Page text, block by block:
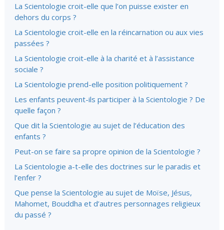
La Scientologie croit-elle que l’on puisse exister en
dehors du corps ?
La Scientologie croit-elle en la réincarnation ou aux vies
passées ?
La Scientologie croit-elle à la charité et à l’assistance
sociale ?
La Scientologie prend-elle position politiquement ?
Les enfants peuvent-ils participer à la Scientologie ? De
quelle façon ?
Que dit la Scientologie au sujet de l’éducation des
enfants ?
Peut-on se faire sa propre opinion de la Scientologie ?
La Scientologie a-t-elle des doctrines sur le paradis et
l’enfer ?
Que pense la Scientologie au sujet de Moïse, Jésus,
Mahomet, Bouddha et d’autres personnages religieux
du passé ?